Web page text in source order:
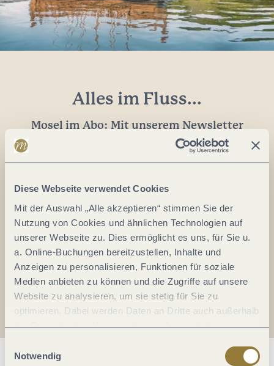
Diese Webseite verwendet Cookies
Mit der Auswahl „Alle akzeptieren“ stimmen Sie der
Nutzung von Cookies und ähnlichen Technologien auf
unserer Webseite zu. Dies ermöglicht es uns, für Sie u.
a. Online-Buchungen bereitzustellen, Inhalte und
Anzeigen zu personalisieren, Funktionen für soziale
Medien anbieten zu können und die Zugriffe auf unsere
Website zu analysieren, um sie stetig für Sie zu
optimieren. Dabei werden Daten an Dritte auch außerhalb
der Europäischen Union weitergegeben und dort
jederzeit widerrufen werden. Mit der Auswahl "Alle
Notwendig
Alles im Fluss...
Mosel im Abo: Mit unserem Newsletter
keine Neuigkeiten mehr verpassen!
Ihre
Mail-
*
Ich erkläre mich mit derDatenschutzerklärung
einverstanden.
Auch den Mosel-Podcast gibt's im Abo...
Jetzt reinhören!